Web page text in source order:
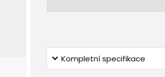
Kompletní specifikace